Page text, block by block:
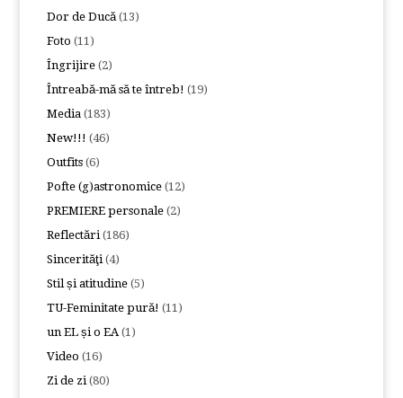
Dor de Ducă(13)
Foto (11)
Îngrijire (2)
Întreabă-mă să te întreb! (19)
Media (183)
New!!! (46)
Outfits (6)
Pofte (g)astronomice (12)
PREMIERE personale (2)
Reflectări(186)
Sincerităţi(4)
Stil și atitudine (5)
TU-Feminitate pură! (11)
un EL și o EA(1)
Video (16)
Zi de zi(80)